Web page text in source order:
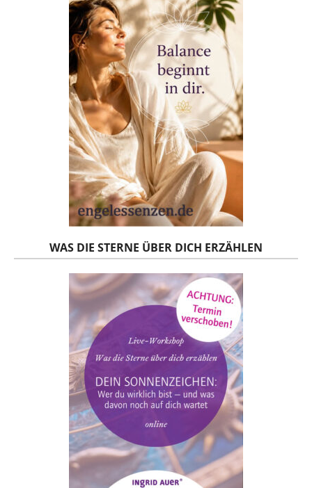
WAS DIE STERNE ÜBER DICH ERZÄHLEN